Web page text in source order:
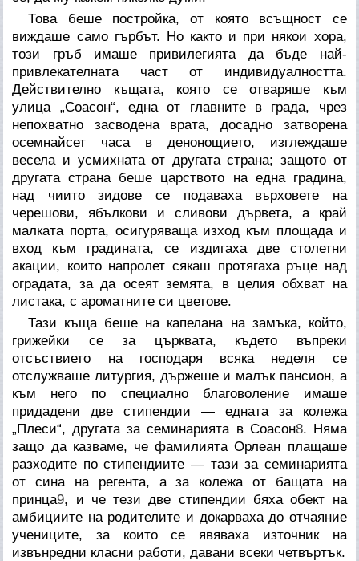
Това беше постройка, от която всъщност се
виждаше само гърбът. Но както и при някои хора,
този гръб имаше привилегията да бъде най-
привлекателната част от индивидуалността.
Действително къщата, която се отваряше към
улица „Соасон“, една от главните в града, чрез
непохватно засводена врата, досадно затворена
осемнайсет часа в денонощието, изглеждаше
весела и усмихната от другата страна; защото от
другата страна беше царството на една градина,
над чиито зидове се подаваха върховете на
черешови, ябълкови и сливови дървета, а край
малката порта, осигуряваща изход към площада и
вход към градината, се издигаха две столетни
акации, които напролет сякаш протягаха ръце над
оградата, за да осеят земята, в целия обхват на
листака, с ароматните си цветове.
Тази къща беше на капелана на замъка, който,
грижейки се за църквата, където въпреки
отсъствието на господаря всяка неделя се
отслужваше литургия, държеше и малък пансион, а
към него по специално благоволение имаше
придадени две стипендии — едната за колежа
„Плеси“, другата за семинарията в Соасон8. Няма
защо да казваме, че фамилията Орлеан плащаше
разходите по стипендиите — тази за семинарията
от сина на регента, а за колежа от бащата на
принца9, и че тези две стипендии бяха обект на
амбициите на родителите и докарваха до отчаяние
учениците, за които се явяваха източник на
извънредни класни работи, давани всеки четвъртък.